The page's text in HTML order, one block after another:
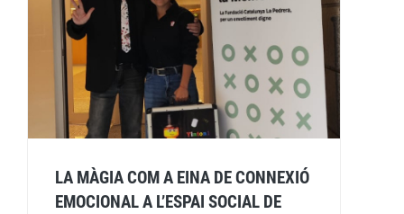
LA MÀGIA COM A EINA DE CONNEXIÓ
EMOCIONAL A L’ESPAI SOCIAL DE